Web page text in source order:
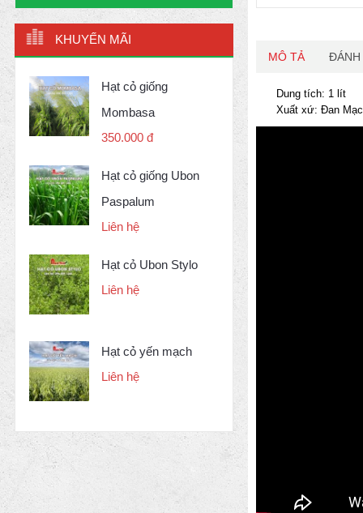
KHUYẾN MÃI
Hạt cỏ giống
Mombasa
350.000 đ
Hạt cỏ giống Ubon
Paspalum
Liên hệ
Hạt cỏ Ubon Stylo
Liên hệ
Hạt cỏ yến mạch
Liên hệ
MÔ TẢ ĐÁNH
Dung tích: 1 lít
Xuất xứ: Đan